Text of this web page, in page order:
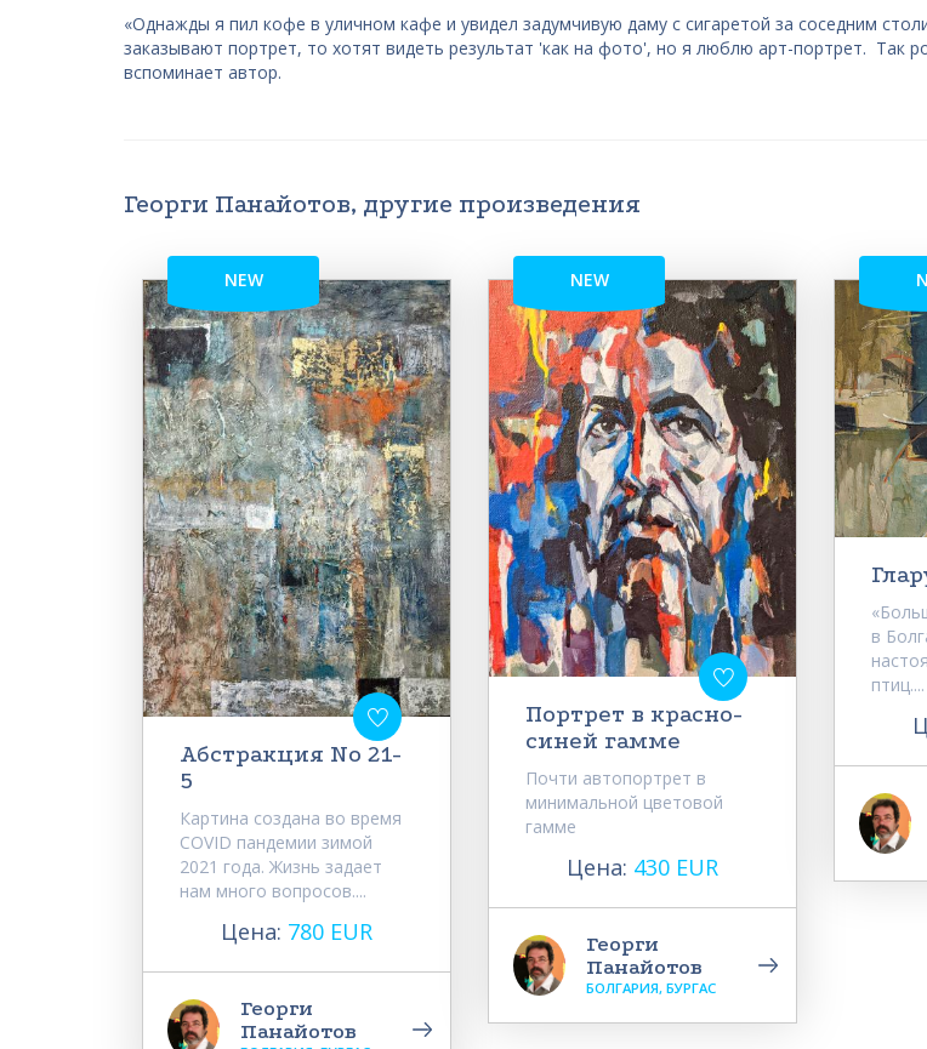
«Однажды я пил кофе в уличном кафе и увидел задумчивую даму с сигаретой за соседним
заказывают портрет, то хотят видеть результат 'как на фото', но я люблю арт-портрет. Так
вспоминает автор.
Георги Панайотов, другие произведения
NEW
Абстракция No 21-
5
Картина создана во время
COVID пандемии зимой
2021 года. Жизнь задает
нам много вопросов....
Цена: 780 EUR
Георги
Панайотов
NEW
Портрет в красно-
синей гамме
Почти автопортрет в
минимальной цветовой
гамме
Цена: 430 EUR
Георги
Панайотов
БОЛГАРИЯ, БУРГАС
в
птиц....